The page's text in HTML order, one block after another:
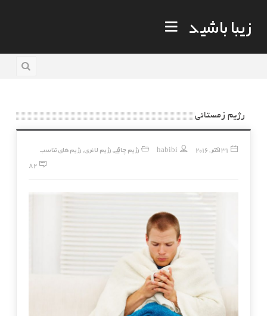
زیبا باشید
رژیم زمستانی
31 اکتبر, 2016 habibi رژیم چاقی, رژیم لاغری, رژیم های تناسب
82